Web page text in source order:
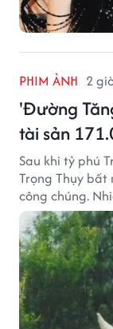
PHIM ẢNH 2
'Đường
tài sản
Sau khi tỷ phú
Trọng Thụy
công chúng.
nổi tiếng với
danh sách thừa